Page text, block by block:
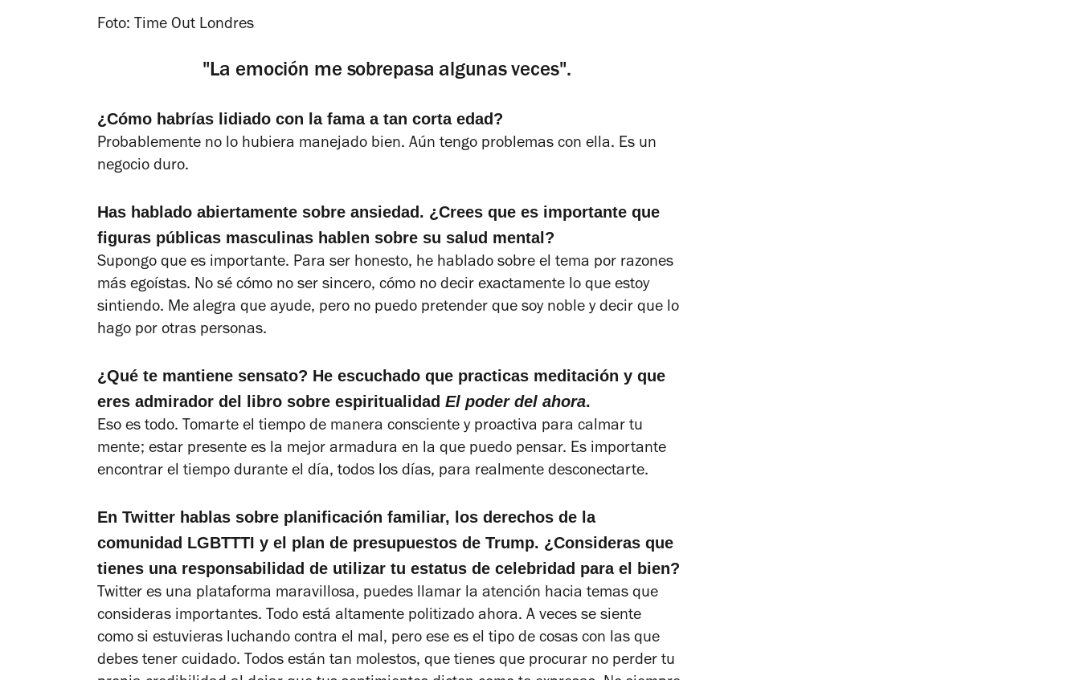
Foto: Time Out Londres
"La emoción me sobrepasa algunas veces".
¿Cómo habrías lidiado con la fama a tan corta edad?
Probablemente no lo hubiera manejado bien. Aún tengo problemas con ella. Es un
negocio duro.
Has hablado abiertamente sobre ansiedad. ¿Crees que es importante que
figuras públicas masculinas hablen sobre su salud mental?
Supongo que es importante. Para ser honesto, he hablado sobre el tema por razones
más egoístas. No sé cómo no ser sincero, cómo no decir exactamente lo que estoy
sintiendo. Me alegra que ayude, pero no puedo pretender que soy noble y decir que lo
hago por otras personas.
¿Qué te mantiene sensato? He escuchado que practicas meditación y que
eres admirador del libro sobre espiritualidad El poder del ahora.
Eso es todo. Tomarte el tiempo de manera consciente y proactiva para calmar tu
mente; estar presente es la mejor armadura en la que puedo pensar. Es importante
encontrar el tiempo durante el día, todos los días, para realmente desconectarte.
En Twitter hablas sobre planificación familiar, los derechos de la
comunidad LGBTTTI y el plan de presupuestos de Trump. ¿Consideras que
tienes una responsabilidad de utilizar tu estatus de celebridad para el bien?
Twitter es una plataforma maravillosa, puedes llamar la atención hacia temas que
consideras importantes. Todo está altamente politizado ahora. A veces se siente
como si estuvieras luchando contra el mal, pero ese es el tipo de cosas con las que
debes tener cuidado. Todos están tan molestos, que tienes que procurar no perder tu